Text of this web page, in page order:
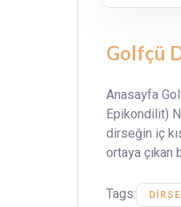
Golfçü
Anasayfa
Epikondilit)
dirseğin iç
ortaya çıkan
Tags: